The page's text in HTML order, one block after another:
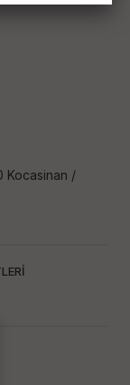
Kocasinan /